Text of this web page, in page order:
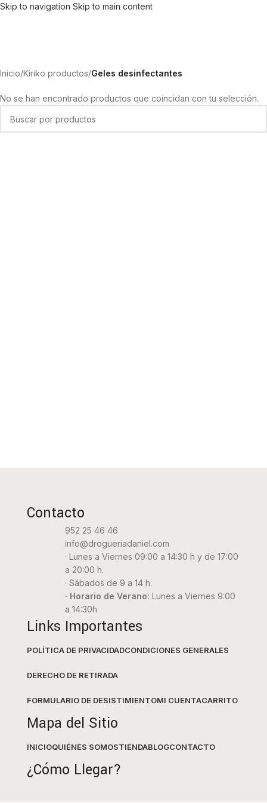
Skip to navigation Skip to main content
Inicio/Kiriko productos/Geles desinfectantes
No se han encontrado productos que coincidan con tu selección.
Contacto
952 25 46 46
info@drogueriadaniel.com
· Lunes a Viernes 09:00 a 14:30 h y de 17:00
a 20:00 h.
· Sábados de 9 a 14 h.
· Horario de Verano: Lunes a Viernes 9:00
a 14:30h
Links Importantes
POLÍTICA DE PRIVACIDADCONDICIONES GENERALES
DERECHO DE RETIRADA
FORMULARIO DE DESISTIMIENTOMI CUENTACARRITO
Mapa del Sitio
INICIOQUIÉNES SOMOSTIENDABLOGCONTACTO
¿Cómo Llegar?